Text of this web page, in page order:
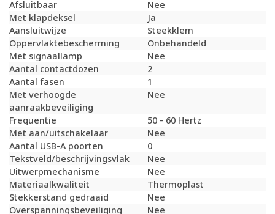
Afsluitbaar
Nee
Met klapdeksel
Ja
Aansluitwijze
Steekklem
Oppervlaktebescherming
Onbehandeld
Met signaallamp
Nee
Aantal contactdozen
2
Aantal fasen
1
Met verhoogde
aanraakbeveiliging
Nee
Frequentie
50 - 60 Hertz
Met aan/uitschakelaar
Nee
Aantal USB-A poorten
0
Tekstveld/beschrijvingsvlak
Nee
Uitwerpmechanisme
Nee
Materiaalkwaliteit
Thermoplast
Stekkerstand gedraaid
Nee
Overspanningsbeveiliging
Nee